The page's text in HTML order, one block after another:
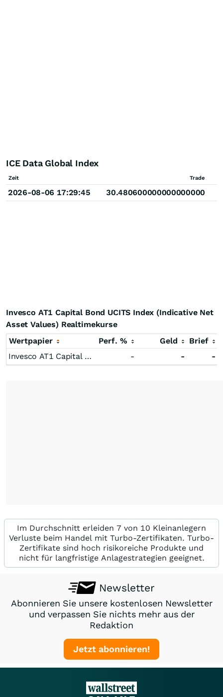
ICE Data Global Index
Zeit Trade
2026-08-06 17:29:45 30.480600000000000000
Invesco AT1 Capital Bond UCITS Index (Indicative Net
Asset Values) Realtimekurse
Wertpapier
Perf. % Geld
Brief
Invesco AT1 Capital Bond UCITS Index (Indicative Net Asset Values)
- - -
Im Durchschnitt erleiden 7 von 10 Kleinanlegern
Verluste beim Handel mit Turbo-Zertifikaten. Turbo-
Zertifikate sind hoch risikoreiche Produkte und
nicht für langfristige Anlagestrategien geeignet.
Newsletter
Abonnieren Sie unsere kostenlosen Newsletter
und verpassen Sie nichts mehr aus der
Redaktion
Jetzt abonnieren!